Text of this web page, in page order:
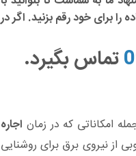
برای خود رقم بزنید. اگر در
تماس بگیرد.
امکاناتی که در زمان اجاره
از نیروی برق برای روشنایی